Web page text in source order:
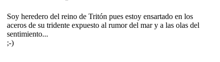
Soy heredero del reino de Tritón pues estoy ensartado en los
aceros de su tridente expuesto al rumor del mar y a las olas del
sentimiento...
;-)